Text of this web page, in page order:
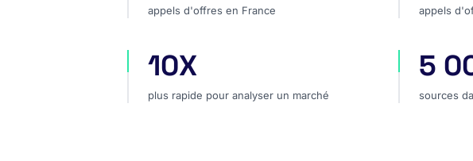
appels d'offres en France appels
plus rapide pour analyser un marché
10X
plus rapide pour analyser un marché
sources
5
sources